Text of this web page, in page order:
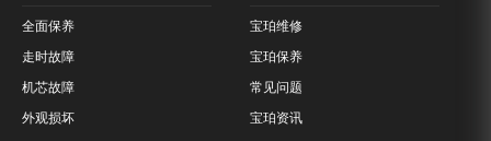
全面保养
走时故障
机芯故障
外观损坏
宝珀维修
宝珀保养
常见问题
宝珀资讯